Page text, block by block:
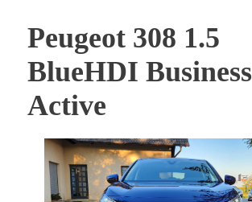
Peugeot 308 1.5
BlueHDI Business
Active